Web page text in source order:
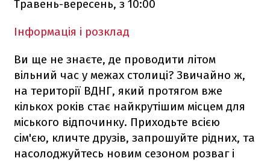
Травень-вересень, з 10:00
Інформація і розклад
Ви ще не знаєте, де проводити літом
вільний час у межах столиці? Звичайно ж,
на території ВДНГ, який протягом вже
кількох років стає найкрутішим місцем для
міського відпочинку. Приходьте всією
сім'єю, кличте друзів, запрошуйте рідних, та
насолоджуйтесь новим сезоном розваг і